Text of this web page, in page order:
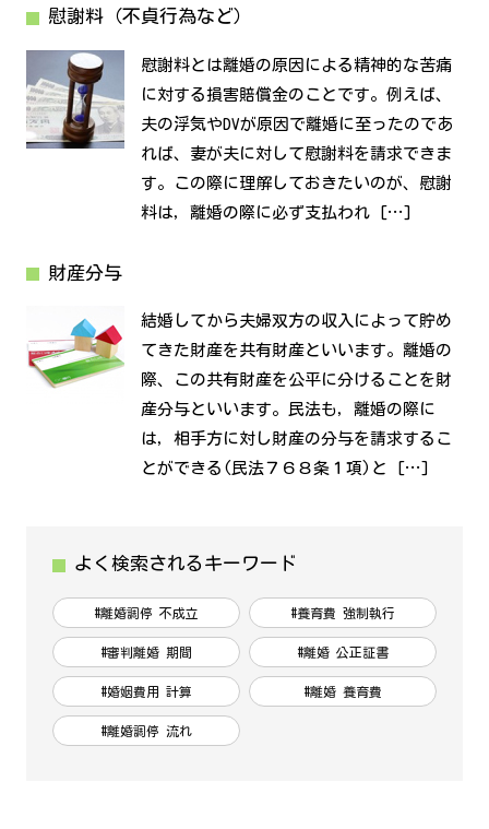
慰謝料（不貞行為など）
慰謝料とは離婚の原因による精神的な苦痛
に対する損害賠償金のことです。例えば、
夫の浮気やDVが原因で離婚に至ったのであ
れば、妻が夫に対して慰謝料を請求できま
す。この際に理解しておきたいのが、慰謝
料は，離婚の際に必ず支払われ […]
財産分与
結婚してから夫婦双方の収入によって貯め
てきた財産を共有財産といいます。離婚の
際、この共有財産を公平に分けることを財
産分与といいます。民法も，離婚の際に
は，相手方に対し財産の分与を請求するこ
とができる(民法７６８条１項)と […]
よく検索されるキーワード
#離婚調停 不成立 #養育費 強制執行
#審判離婚 期間 #離婚 公正証書
#婚姻費用 計算 #離婚 養育費
#離婚調停 流れ